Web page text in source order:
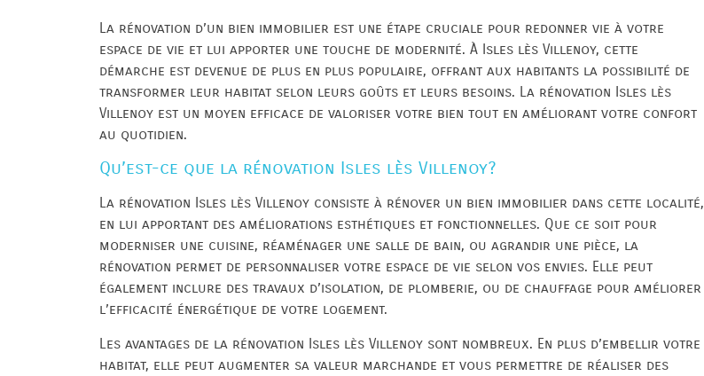
La rénovation d’un bien immobilier est une étape cruciale pour redonner vie à votre
espace de vie et lui apporter une touche de modernité. À Isles lès Villenoy, cette
démarche est devenue de plus en plus populaire, offrant aux habitants la possibilité de
transformer leur habitat selon leurs goûts et leurs besoins. La rénovation Isles lès
Villenoy est un moyen efficace de valoriser votre bien tout en améliorant votre confort
au quotidien.
Qu’est-ce que la rénovation Isles lès Villenoy?
La rénovation Isles lès Villenoy consiste à rénover un bien immobilier dans cette localité,
en lui apportant des améliorations esthétiques et fonctionnelles. Que ce soit pour
moderniser une cuisine, réaménager une salle de bain, ou agrandir une pièce, la
rénovation permet de personnaliser votre espace de vie selon vos envies. Elle peut
également inclure des travaux d’isolation, de plomberie, ou de chauffage pour améliorer
l’efficacité énergétique de votre logement.
Les avantages de la rénovation Isles lès Villenoy sont nombreux. En plus d’embellir votre
habitat, elle peut augmenter sa valeur marchande et vous permettre de réaliser des